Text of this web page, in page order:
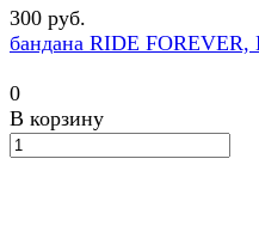
300 руб.
бандана RIDE
0
В корзину